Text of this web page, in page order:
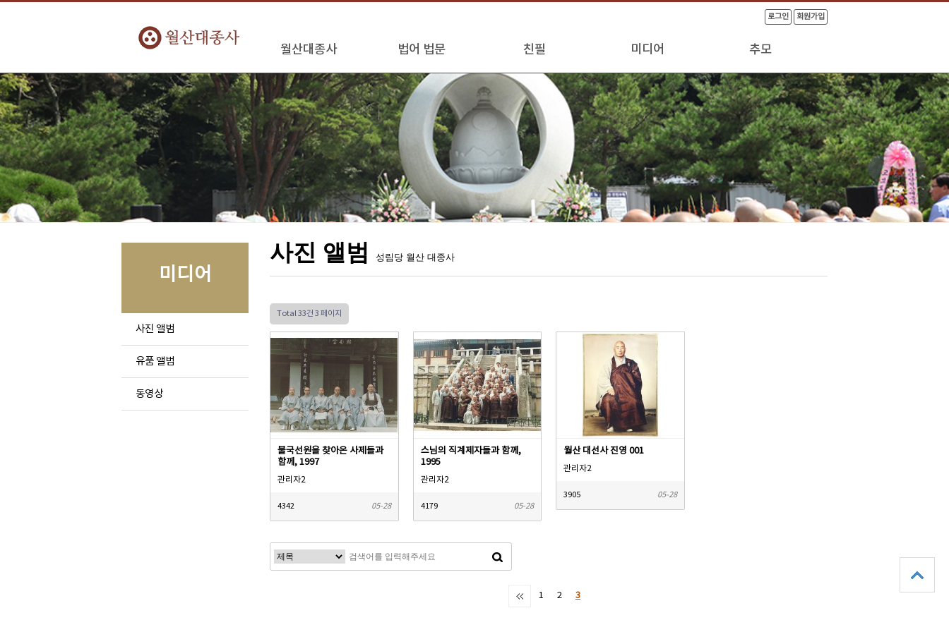
월산대종사 법어 법문 친필 미디어 추모
로그인 회원가입
미디어
사진 앨범
유품 앨범
동영상
사진 앨범 성림당 월산 대종사
Total 33건 3 페이지
불국선원을 찾아온 사제들과
함께, 1997
관리자2
4342 05-28
스님의 직계제자들과 함께,
1995
관리자2
4179 05-28
월산 대선사 진영 001
관리자2
3905 05-28
1 2 3